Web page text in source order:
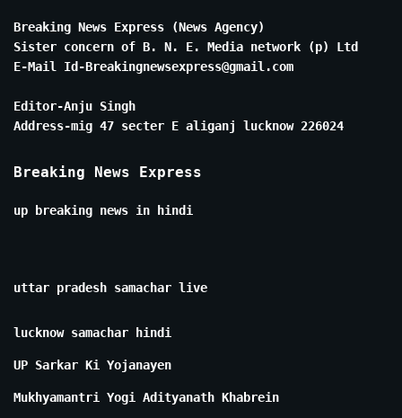
Breaking News Express (News Agency)
Sister concern of B. N. E. Media network (p) Ltd
E-Mail Id-Breakingnewsexpress@gmail.com
Editor-Anju Singh
Address-mig 47 secter E aliganj lucknow 226024
Breaking News Express
up breaking news in hindi
uttar pradesh samachar live
lucknow samachar hindi
UP Sarkar Ki Yojanayen
Mukhyamantri Yogi Adityanath Khabrein